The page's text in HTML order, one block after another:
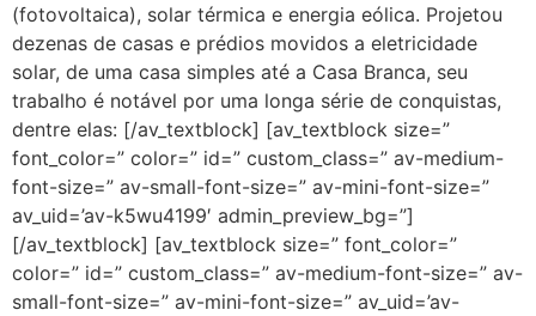
(fotovoltaica), solar térmica e energia eólica. Projetou
dezenas de casas e prédios movidos a eletricidade
solar, de uma casa simples até a Casa Branca, seu
trabalho é notável por uma longa série de conquistas,
dentre elas: [/av_textblock] [av_textblock size=”
font_color=” color=” id=” custom_class=” av-medium-
font-size=” av-small-font-size=” av-mini-font-size=”
av_uid=’av-k5wu4199′ admin_preview_bg=”]
[/av_textblock] [av_textblock size=” font_color=”
color=” id=” custom_class=” av-medium-font-size=” av-
small-font-size=” av-mini-font-size=” av_uid=’av-